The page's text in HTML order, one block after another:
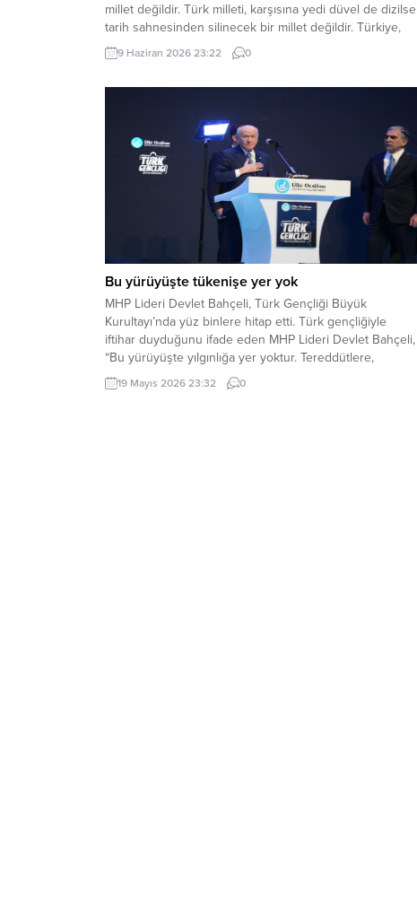
millet değildir. Türk milleti, karşısına yedi düvel de dizilse
tarih sahnesinden silinecek bir millet değildir. Türkiye,
ham hayaller kurulup çizilen haritaların kenarına
sıkıştırılacak, eline bir avuç toprak verilip denizlerinden
9 Haziran 2026 23:22 0
Bu yürüyüşte tükenişe yer yok
MHP Lideri Devlet Bahçeli, Türk Gençliği Büyük
Kurultayı’nda yüz binlere hitap etti. Türk gençliğiyle
iftihar duyduğunu ifade eden MHP Lideri Devlet Bahçeli,
“Bu yürüyüşte yılgınlığa yer yoktur. Tereddütlere,
teslimiyete, tükenişe yer yoktur” dedi. MHP Lideri Devlet
Bahçeli, Ülkü Ocakları Eğitim ve Kültür Vakfı Genel
19 Mayıs 2026 23:32 0